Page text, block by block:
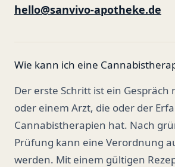
hello@sanvivo-apotheke.de
Wie kann ich eine
Der erste Schritt ist ein Gespräch
oder einem Arzt, die oder der
Cannabistherapien hat. Nach
Prüfung kann eine Verordnung
werden. Mit einem gültigen